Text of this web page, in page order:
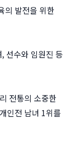
의 발전을 위한
선수와 임원진 등
전통의 소중한
인전 남녀 1위를